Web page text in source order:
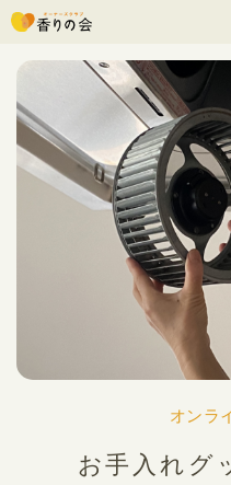
オンラ
お手入れグ